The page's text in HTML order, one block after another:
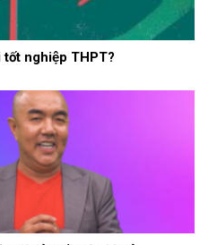
tốt nghiệp THPT?